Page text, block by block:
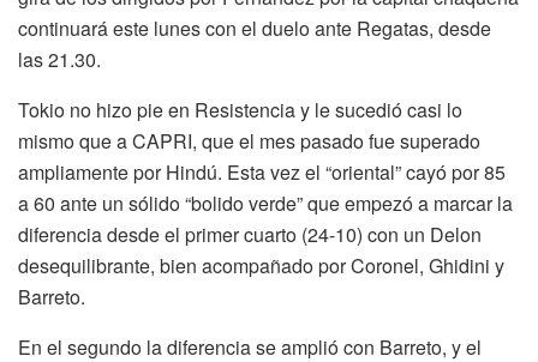
continuará este lunes con el duelo ante Regatas, desde
las 21.30.
Tokio no hizo pie en Resistencia y le sucedió casi lo
mismo que a CAPRI, que el mes pasado fue superado
ampliamente por Hindú. Esta vez el “oriental” cayó por 85
a 60 ante un sólido “bolido verde” que empezó a marcar la
diferencia desde el primer cuarto (24-10) con un Delon
desequilibrante, bien acompañado por Coronel, Ghidini y
Barreto.
En el segundo la diferencia se amplió con Barreto, y el